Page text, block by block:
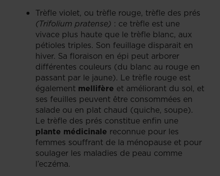
Trèfle violet, ou trèfle rouge, trèfle des prés
(Trifolium pratense) : ce trèfle est une
vivace plus haute que le trèfle blanc, aux
pétioles triples. Son feuillage disparait en
hiver. Sa floraison en épi peut arborer
différentes couleurs (du blanc au rouge en
passant par le jaune). Le trèfle rouge est
également mellifère et améliorant du sol, et
ses feuilles peuvent être consommées en
salade ou en plat chaud (quiche, soupe).
Le trèfle des prés constitue enfin une
plante médicinale reconnue pour les
femmes souffrant de la ménopause et pour
soulager les maladies de peau comme
l’eczéma.